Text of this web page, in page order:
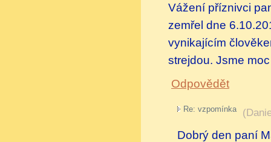
Vážení příznivci
zemřel dne
vynikajícím
strejdou. Jsme
Odpovědět
Re: vzpomínka (
Dobrý den paní